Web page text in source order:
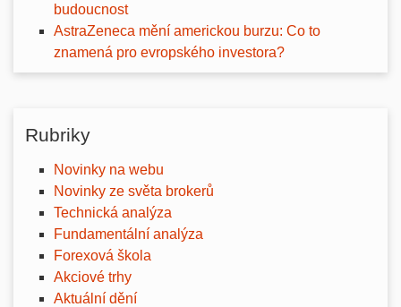
budoucnost
AstraZeneca mění americkou burzu: Co to
znamená pro evropského investora?
Rubriky
Novinky na webu
Novinky ze světa brokerů
Technická analýza
Fundamentální analýza
Forexová škola
Akciové trhy
Aktuální dění